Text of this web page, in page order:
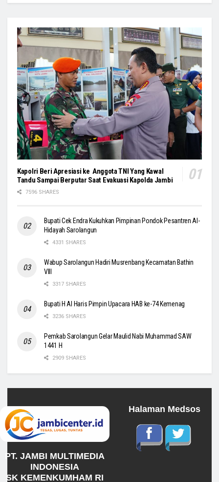
Kapolri Beri Apresiasi ke Anggota TNI Yang Kawal
Tandu Sampai Berputar Saat Evakuasi Kapolda Jambi
7596 SHARES
Bupati Cek Endra Kukuhkan Pimpinan Pondok Pesantren Al-
Hidayah Sarolangun
4331 SHARES
Wabup Sarolangun Hadiri Musrenbang Kecamatan Bathin
VIII
3317 SHARES
Bupati H Al Haris Pimpin Upacara HAB ke-74 Kemenag
3236 SHARES
Pemkab Sarolangun Gelar Maulid Nabi Muhammad SAW
1441 H
2909 SHARES
PT. JAMBI MULTIMEDIA
INDONESIA
SK KEMENKUMHAM RI
Halaman Medsos